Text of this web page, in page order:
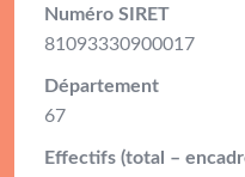
Numéro SIRET
81093330900017
Département
67
Effectifs (total –